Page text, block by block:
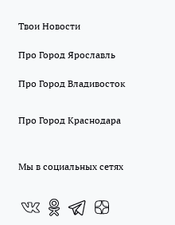
Твои Новости
Про Город Ярославль
Про Город Владивосток
Про Город Краснодара
Мы в социальных сетях